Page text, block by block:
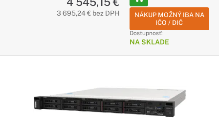
3 695,24 € bez DPH
NÁKUP MOŽNÝ IBA NA
IČO / DIČ
Dostupnosť:
NA SKLADE